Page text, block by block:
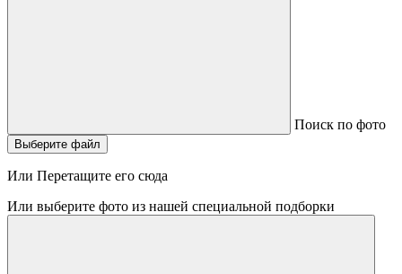
Поиск по фото
Выберите файл
Или Перетащите его сюда
Или выберите фото из нашей специальной подборки